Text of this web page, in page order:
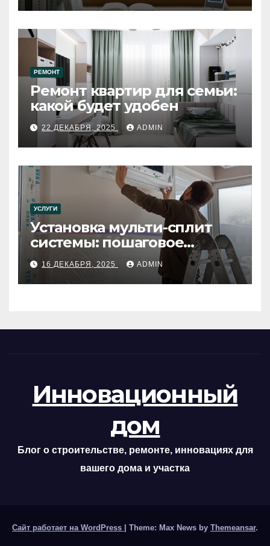
РЕМОНТ
Ремонт квартир для семьи:
какой будет удобен
22 ДЕКАБРЯ, 2025 ADMIN
УСЛУГИ
Установка мульти-сплит
системы: пошаговое
руководство
16 ДЕКАБРЯ, 2025 ADMIN
Инновационный
дом
Блог о строительстве, ремонте, инновациях для
вашего дома и участка
Сайт работает на WordPress | Theme: Max News by Themeansar.